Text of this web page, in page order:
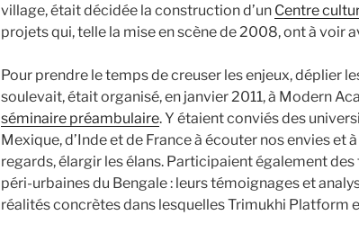
village, était décidée la construction d’un Centre
projets qui, telle la mise en scène de 2008, ont à voir
Pour prendre le temps de creuser les enjeux, déplier
soulevait, était organisé, en janvier 2011, à Modern
séminaire préambulaire. Y étaient conviés des
Mexique, d’Inde et de France à écouter nos envies et
regards, élargir les élans. Participaient également
péri-urbaines du Bengale : leurs témoignages et
réalités concrètes dans lesquelles Trimukhi Platform